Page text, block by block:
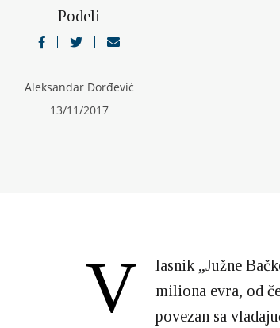
Podeli
Aleksandar Đorđević
13/11/2017
V
lasnik „Južne
miliona evra, od
povezan sa